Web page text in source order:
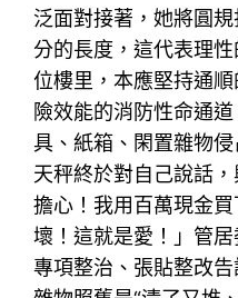
泛面對接著，她將圓
分的長度，這代表理
位樓里，本應堅持通
險效能的消防性命通
具、紙箱、閑置雜物
天秤終於對自己說話
擔心！我用百萬現金
壞！這就是愛！」管
專項整治、張貼整改